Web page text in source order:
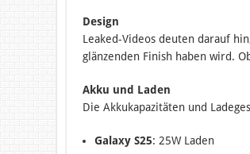
Design
Leaked-Videos deuten darauf
glänzenden Finish haben wird.
Akku und Laden
Die Akkukapazitäten und
Galaxy S25: 25W Laden